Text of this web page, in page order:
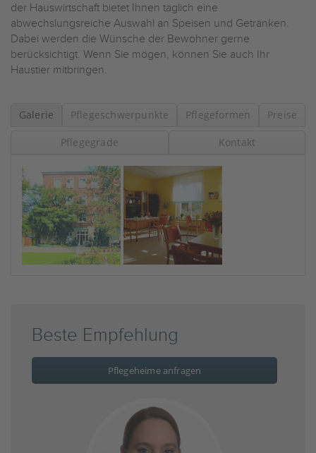
der Hauswirtschaft bietet Ihnen täglich eine
abwechslungsreiche Auswahl an Speisen und Getränken.
Dabei werden die Wünsche der Bewohner gerne
berücksichtigt. Wenn Sie mögen, können Sie auch Ihr
Haustier mitbringen.
Galerie Pflegeschwerpunkte Pflegeformen Preise
Pflegegrade Kontakt
Beste Empfehlung
Pflegeheime anfragen